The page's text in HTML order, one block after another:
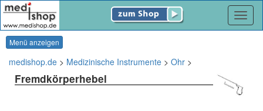
Menü anzeigen
medishop.de > Medizinische Instrumente > Ohr >
Fremdkörperhebel